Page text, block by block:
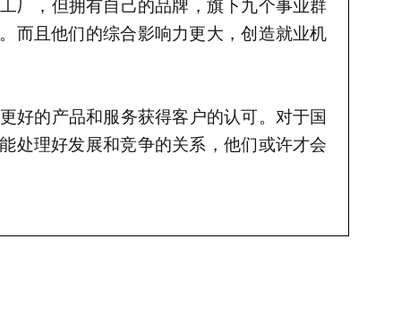
厂，但拥有自己的品牌，旗下九个事业群
。 而且他们的综合影响力更大，创造就业机
好的产品和服务获得客户的认可。对于国
能处理好发展和竞争的关系，他们或许才会